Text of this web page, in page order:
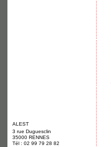
ALEST
3 rue Duguesclin
35000 RENNES
Tél : 02 99 79 28 82